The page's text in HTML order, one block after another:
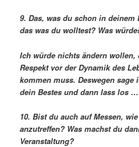
9. Das, was du schon in
das was du wolltest? Was
Ich würde nichts ändern wollen,
Respekt vor der Dynamik des
kommen muss. Deswegen
dein Bestes und dann lass los …
10. Bist du auch auf Messen,
anzutreffen? Was machst du
Veranstaltung?